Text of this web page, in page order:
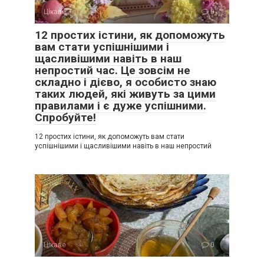
Цікаве 0
12 простих істини, як допоможуть
вам стати успішнішими і
щасливішими навіть в наш
непростий час. Це зовсім не
складно і дієво, я особисто знаю
таких людей, які живуть за цими
правилами і є дуже успішними.
Спробуйте!
12 простих істини, як допоможуть вам стати
успішнішими і щасливішими навіть в наш непростий
Цікаве 0